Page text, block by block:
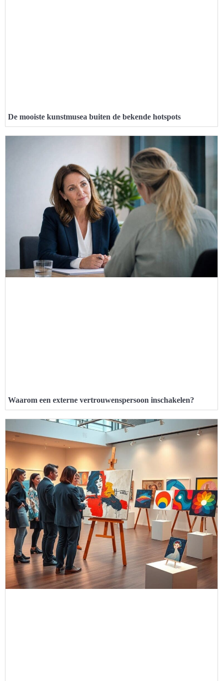
De mooiste kunstmusea buiten de bekende hotspots
Waarom een externe vertrouwenspersoon inschakelen?